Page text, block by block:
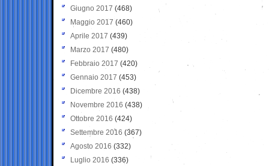
Giugno 2017 (468)
Maggio 2017 (460)
Aprile 2017 (439)
Marzo 2017 (480)
Febbraio 2017 (420)
Gennaio 2017 (453)
Dicembre 2016 (438)
Novembre 2016 (438)
Ottobre 2016 (424)
Settembre 2016 (367)
Agosto 2016 (332)
Luglio 2016 (336)